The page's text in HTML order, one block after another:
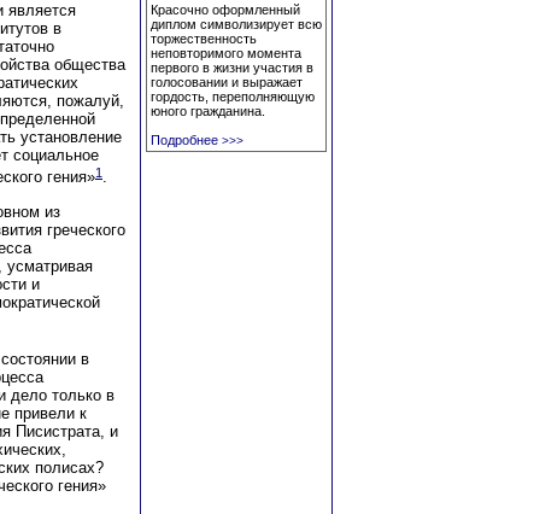
является
в
общества
пожалуй,
установление
социальное
гения»1 .
из
греческого
усматривая
и
в
дело только в
привели к
Писистрата, и
полисах?
гения»
Красочно оформленный
диплом символизирует всю
торжественность
неповторимого момента
первого в жизни участия в
голосовании и выражает
гордость, переполняющую
юного гражданина.
Подробнее >>>